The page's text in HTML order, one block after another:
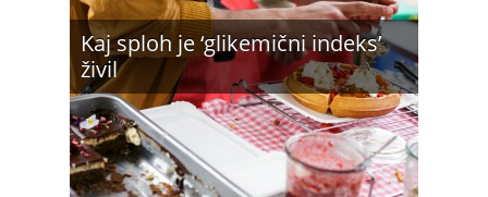
Kaj sploh je ‘glikemični indeks’
živil